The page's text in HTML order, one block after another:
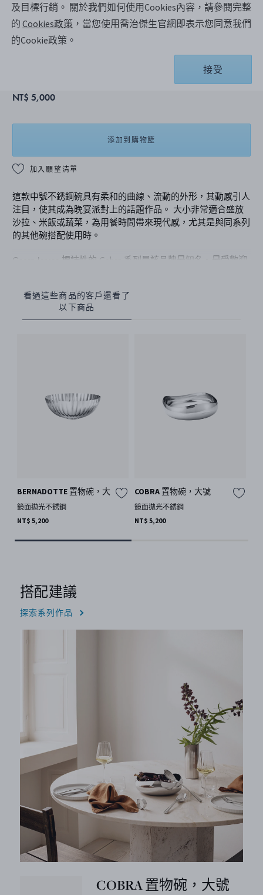
COBRA 置物碗，中號
NT$ 5,000
添加到購物籃
加入願望清單
這款中號不銹鋼碗具有柔和的曲線、流動的外形，其動感引人
注目，使其成為晚宴派對上的話題作品。 大小非常適合盛放
沙拉、米飯或蔬菜，為用餐時間帶來現代感，尤其是與同系列
的其他碗搭配使用時。
Georg Jensen 標誌性的 Cobra 系列是該品牌最知名、最受歡迎
功能性。
這款中等大小的置物碗採用鏡面拋光不銹鋼精製而成。
運送及退貨服務
看過這些商品的客戶還看了
以下商品
BERNADOTTE 置物碗，大
鏡面拋光不銹鋼
NT$ 5,200
COBRA 置物碗，大號
鏡面拋光不銹鋼
NT$ 5,200
搭配建議
探索系列作品
COBRA 置物碗，大號
及目標行銷。 關於我們如何使用Cookies內容，請參閱完整
的Cookies政策 ，當您使用喬治傑生官網即表示您同意我們
的Cookie政策。
接受